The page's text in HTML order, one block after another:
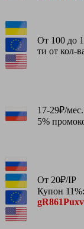
От 100 до
ти от кол-
17-29₽/мес.
5%
От 20₽/IP
Купон 11%: